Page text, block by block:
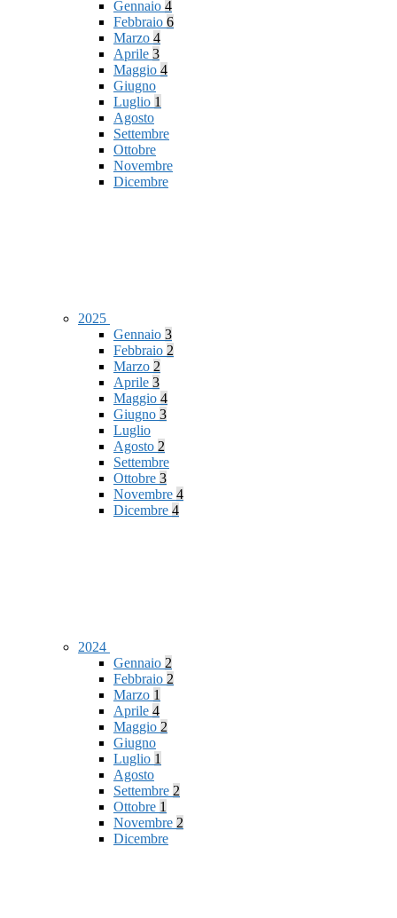
Gennaio 4
Febbraio 6
Marzo 4
Aprile 3
Maggio 4
Giugno
Luglio 1
Agosto
Settembre
Ottobre
Novembre
Dicembre
2025
Gennaio 3
Febbraio 2
Marzo 2
Aprile 3
Maggio 4
Giugno 3
Luglio
Agosto 2
Settembre
Ottobre 3
Novembre 4
Dicembre 4
2024
Gennaio 2
Febbraio 2
Marzo 1
Aprile 4
Maggio 2
Giugno
Luglio 1
Agosto
Settembre 2
Ottobre 1
Novembre 2
Dicembre